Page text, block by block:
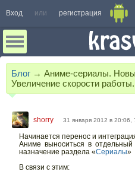
Вход или регистрация
Блог → Аниме-сериалы.
Увеличение скорости работы.
shorry 31 января 2012 в 20:06,
Начинается перенос и
Аниме выноситься в отдельный
назначение раздела «Сериалы»
В связи с этим: